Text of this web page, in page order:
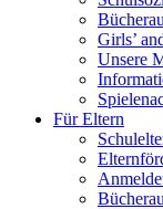
Girls’
Unsere
Für Eltern